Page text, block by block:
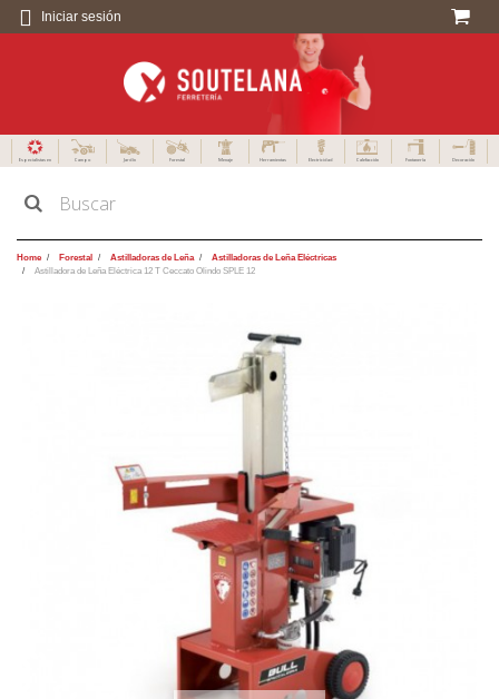
Iniciar sesión
Especialistas en Campo Jardín Forestal Menaje Herramientas Electricidad Calefacción Fontanería Decoración
Home Forestal Astilladoras de Leña
Astilladoras de Leña Eléctricas
Astilladora de Leña Eléctrica 12 T Ceccato Olindo SPLE 12